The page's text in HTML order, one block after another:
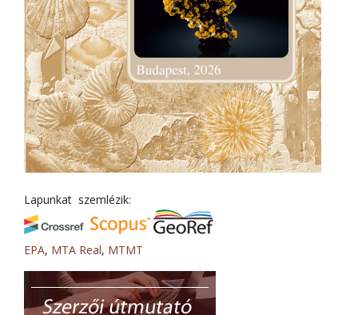
Lapunkat szemlézik:
EPA, MTA Real, MTMT